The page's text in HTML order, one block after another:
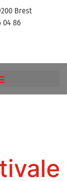
Brest
04 86